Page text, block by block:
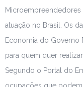
atuação no Brasil. Os
Economia do Governo
para quem quer
Segundo o Portal do